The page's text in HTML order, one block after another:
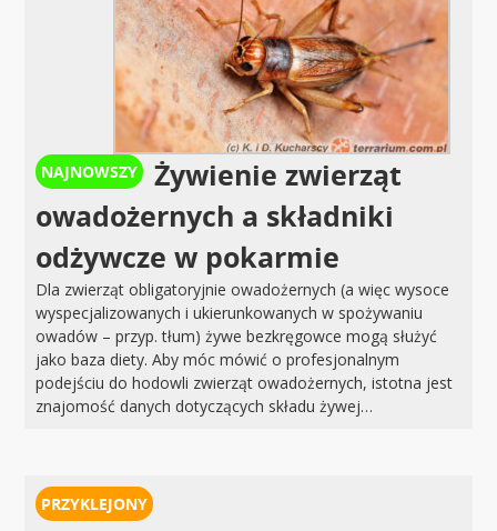
Żywienie zwierząt
owadożernych a składniki
odżywcze w pokarmie
Dla zwierząt obligatoryjnie owadożernych (a więc wysoce
wyspecjalizowanych i ukierunkowanych w spożywaniu
owadów – przyp. tłum) żywe bezkręgowce mogą służyć
jako baza diety. Aby móc mówić o profesjonalnym
podejściu do hodowli zwierząt owadożernych, istotna jest
znajomość danych dotyczących składu żywej…